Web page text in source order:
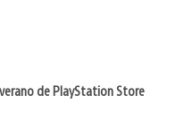
de PlayStation Store